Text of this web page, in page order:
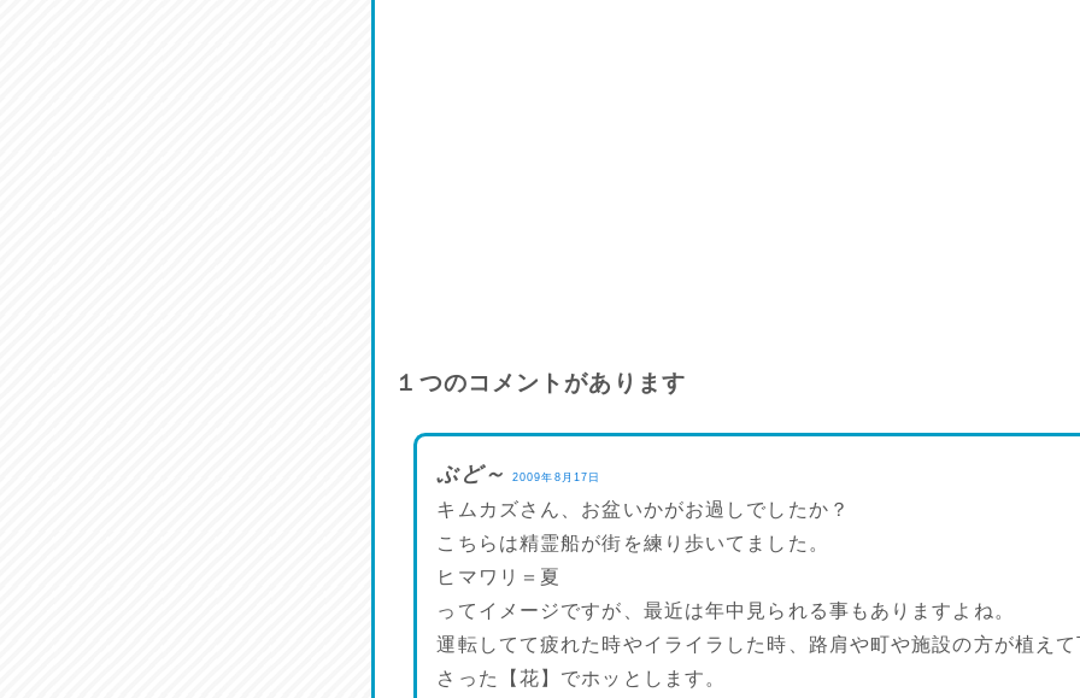
１つのコメントがあります
ぶど～ 2009年8月17日
キムカズさん、お盆いかがお過しでしたか？
こちらは精霊船が街を練り歩いてました。
ヒマワリ＝夏
ってイメージですが、最近は年中見られる事もありますよね。
運転してて疲れた時やイライラした時、路肩や町や施設の方が植え
さった【花】でホッとします。